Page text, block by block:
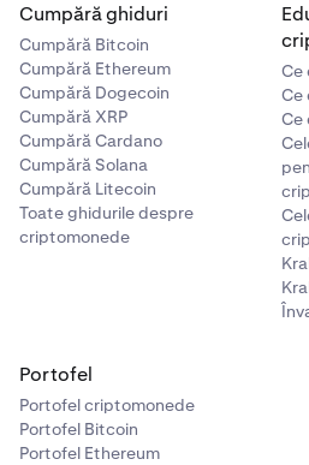
Cumpără ghiduri
Cumpără Bitcoin
Cumpără Ethereum
Cumpără Dogecoin
Cumpără XRP
Cumpără Cardano
Cumpără Solana
Cumpără Litecoin
Toate ghidurile despre
criptomonede
Ce
Ce
Ce
Portofel
Portofel criptomonede
Portofel Bitcoin
Portofel Ethereum